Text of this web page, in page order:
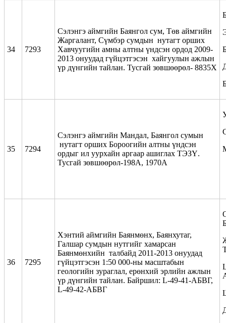
34 7293
Сэлэнгэ аймгийн Баянгол сум, Төв аймгийн
Жаргалант, Сүмбэр сумдын нутагт орших
Хавчуугийн амны алтны үндсэн ордод 2009-
2013 онуудад гүйцэтгэсэн хайгуулын ажлын
үр дүнгийн тайлан. Тусгай зөвшөөрөл- 8835Х
35 7294
Сэлэнгэ аймгийн Мандал, Баянгол сумын
нутагт орших Бороогийн алтны үндсэн
ордыг ил уурхайн аргаар ашиглах ТЭЗҮ.
Тусгай зөвшөөрөл-198А, 1970А
36 7295
Хэнтий аймгийн Баянмөнх, Баянхутаг,
Галшар сумдын нутгийг хамарсан
Баянмөнхийн талбайд 2011-2013 онуудад
гүйцэтгэсэн 1:50 000-ны масштабын
геологийн зураглал, ерөнхий эрлийн ажлын
үр дүнгийн тайлан. Байршил: L-49-41-АБВГ,
L-49-42-АБВГ